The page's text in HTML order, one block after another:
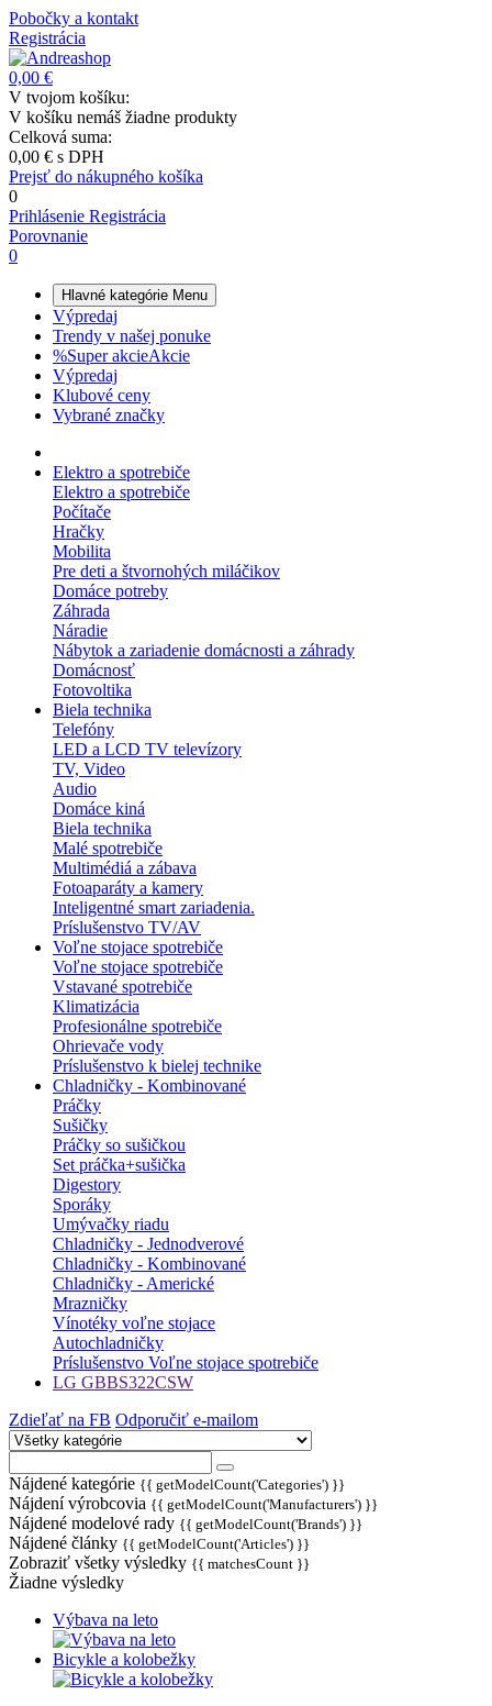
Pobočky a kontakt
Registrácia
0,00 €
V tvojom košíku:
V košíku nemáš žiadne produkty
Celková suma:
0,00 € s DPH
Prejsť do nákupného košíka
0
Prihlásenie Registrácia
Porovnanie
0
Hlavné kategórie Menu
Výpredaj
Trendy v našej ponuke
%Super akcieAkcie
Výpredaj
Klubové ceny
Vybrané značky
Elektro a spotrebiče
Elektro a spotrebiče
Počítače
Hračky
Mobilita
Pre deti a štvornohých miláčikov
Domáce potreby
Záhrada
Náradie
Nábytok a zariadenie domácnosti a záhrady
Domácnosť
Fotovoltika
Biela technika
Telefóny
LED a LCD TV televízory
TV, Video
Audio
Domáce kiná
Biela technika
Malé spotrebiče
Multimédiá a zábava
Fotoaparáty a kamery
Inteligentné smart zariadenia.
Príslušenstvo TV/AV
Voľne stojace spotrebiče
Voľne stojace spotrebiče
Vstavané spotrebiče
Klimatizácia
Profesionálne spotrebiče
Ohrievače vody
Príslušenstvo k bielej technike
Chladničky - Kombinované
Práčky
Sušičky
Práčky so sušičkou
Set práčka+sušička
Digestory
Sporáky
Umývačky riadu
Chladničky - Jednodverové
Chladničky - Kombinované
Chladničky - Americké
Mrazničky
Vínotéky voľne stojace
Autochladničky
Príslušenstvo Voľne stojace spotrebiče
LG GBBS322CSW
Zdieľať na FB Odporučiť e-mailom
Nájdené kategórie {{ getModelCount('Categories') }}
Nájdení výrobcovia {{ getModelCount('Manufacturers') }}
Nájdené modelové rady {{ getModelCount('Brands') }}
Nájdené články {{ getModelCount('Articles') }}
Zobraziť všetky výsledky {{ matchesCount }}
Žiadne výsledky
Výbava na leto
Bicykle a kolobežky